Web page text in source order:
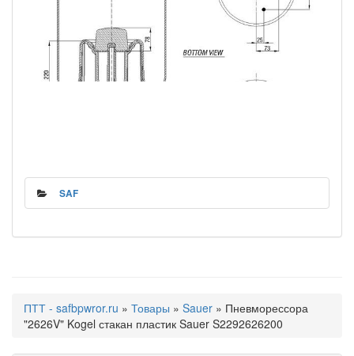
SAF
ПТТ - safbpwror.ru » Товары » Sauer » Пневморессора
"2626V" Kogel стакан пластик Sauer S2292626200